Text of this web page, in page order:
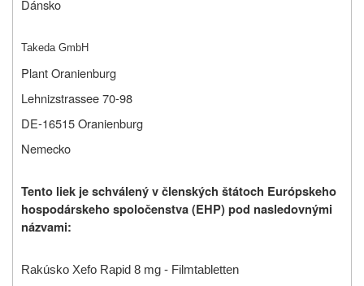
Dánsko
Takeda GmbH
Plant Oranienburg
Lehnizstrassee 70-98
DE-16515 Oranienburg
Nemecko
Tento liek je schválený v členských štátoch Európskeho
hospodárskeho spoločenstva (EHP) pod nasledovnými
názvami:
Rakúsko Xefo Rapid 8 mg - Filmtabletten